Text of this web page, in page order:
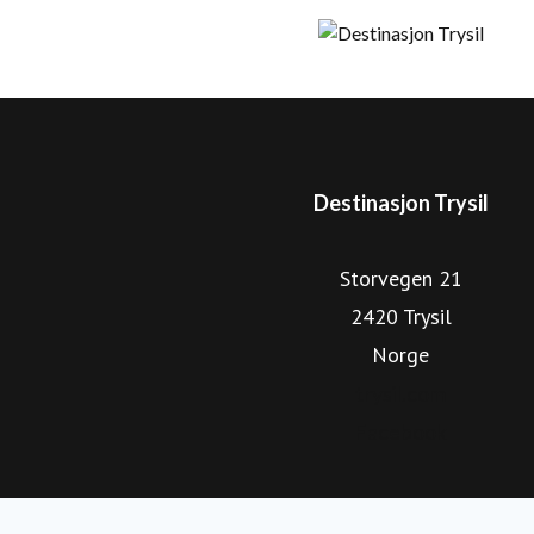
kommersielle gjestedøgnene i Trysil kommer fra
Destinasjon Trysil
Storvegen 21
2420 Trysil
Norge